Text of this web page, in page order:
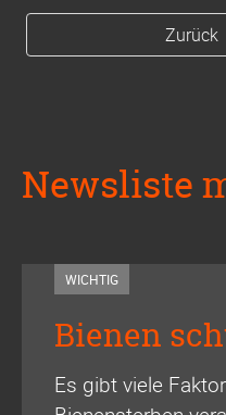
Zurück
Newsliste
WICHTIG
Bienen
Es gibt viele